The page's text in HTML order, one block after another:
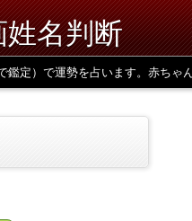
名判断
定）で運勢を占います。赤ちゃ